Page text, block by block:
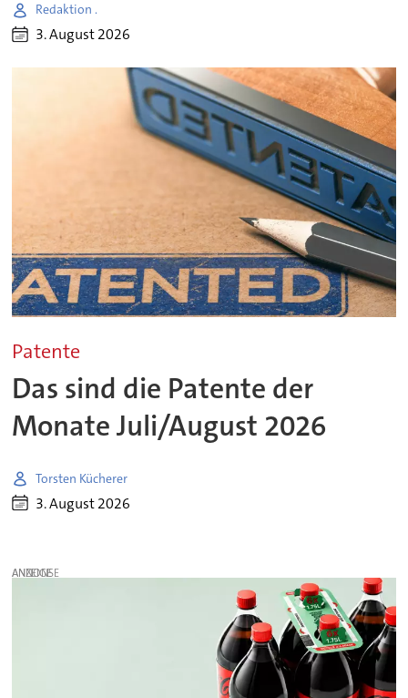
Redaktion .
3. August 2026
Patente
Das sind die Patente der
Monate Juli/August 2026
Torsten Kücherer
3. August 2026
ANZEIGE